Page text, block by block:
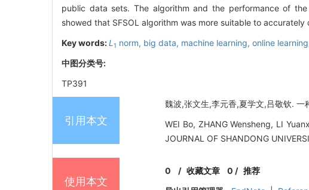
public data sets. The algorithm and the performance of
showed that SFSOL algorithm was more suitable to
Key words:L 1 norm, big data, machine learning, online
中图分类号:
TP391
引用本文
魏波,张文生,李元香,夏学文,吕敬钦.
WEI Bo, ZHANG Wensheng, LI
JOURNAL OF SHANDONG
使用本文
0 /收藏文章 0 / 推荐